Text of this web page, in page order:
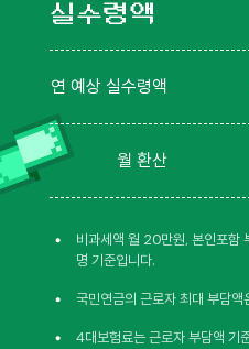
실수령액
연 예상 실수령액
월 환산
•
비과세액 월 20만원, 본인포함
명 기준입니다.
• 국민연금의 근로자 최대 부담
•
4대보험료는 근로자 부담액 기